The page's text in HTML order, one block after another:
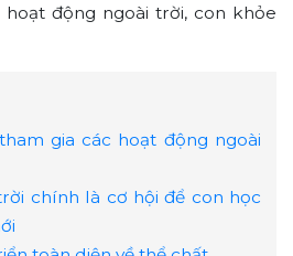
động ngoài trời, con khỏe
gia các hoạt động ngoài
chính là cơ hội để con học